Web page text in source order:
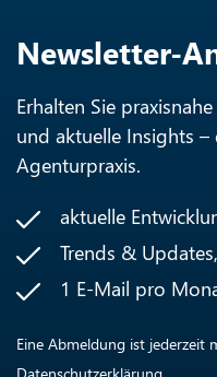
Newsletter-
Erhalten Sie
und aktuelle Insights –
Agenturpraxis.
aktuelle
Trends &
1 E-Mail pro
Eine Abmeldung ist jederzeit
Datenschutzerklärung.